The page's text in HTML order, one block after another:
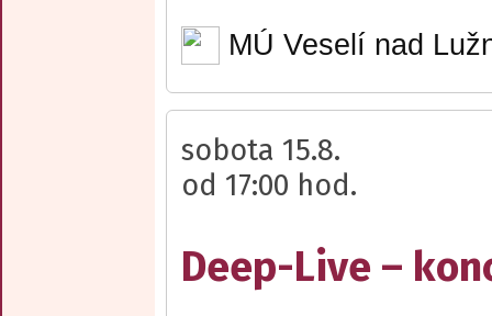
MÚ Veselí nad
sobota 15.8.
od 17:00 hod.
Deep-Live –